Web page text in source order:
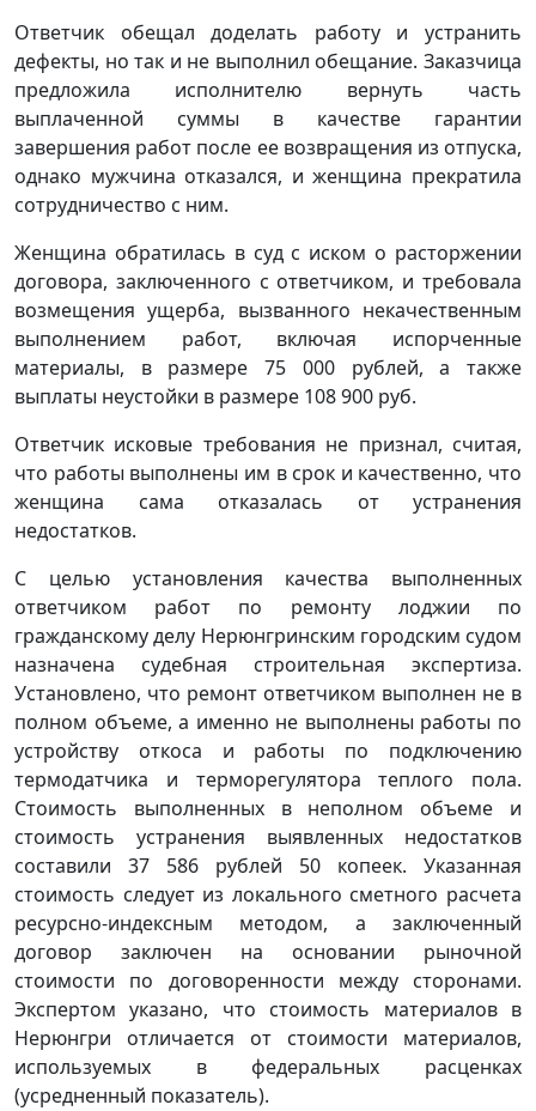
Ответчик обещал доделать работу и устранить
дефекты, но так и не выполнил обещание. Заказчица
предложила исполнителю вернуть часть
выплаченной суммы в качестве гарантии
завершения работ после ее возвращения из отпуска,
однако мужчина отказался, и женщина прекратила
сотрудничество с ним.
Женщина обратилась в суд с иском о расторжении
договора, заключенного с ответчиком, и требовала
возмещения ущерба, вызванного некачественным
выполнением работ, включая испорченные
материалы, в размере 75 000 рублей, а также
выплаты неустойки в размере 108 900 руб.
Ответчик исковые требования не признал, считая,
что работы выполнены им в срок и качественно, что
женщина сама отказалась от устранения
недостатков.
С целью установления качества выполненных
ответчиком работ по ремонту лоджии по
гражданскому делу Нерюнгринским городским судом
назначена судебная строительная экспертиза.
Установлено, что ремонт ответчиком выполнен не в
полном объеме, а именно не выполнены работы по
устройству откоса и работы по подключению
термодатчика и терморегулятора теплого пола.
Стоимость выполненных в неполном объеме и
стоимость устранения выявленных недостатков
составили 37 586 рублей 50 копеек. Указанная
стоимость следует из локального сметного расчета
ресурсно-индексным методом, а заключенный
договор заключен на основании рыночной
стоимости по договоренности между сторонами.
Экспертом указано, что стоимость материалов в
Нерюнгри отличается от стоимости материалов,
используемых в федеральных расценках
(усредненный показатель).